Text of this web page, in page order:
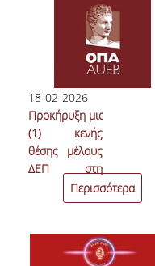
18-02-2026
Προκήρυξη μιας
(1) κενής
θέσης μέλους
ΔΕΠ στη
βαθμίδα του
Επίκουρου
θητεία με
γνωστικό
Περισσότερα